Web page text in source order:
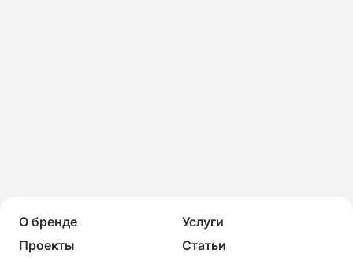
О бренде
Услуги
Проекты
Статьи